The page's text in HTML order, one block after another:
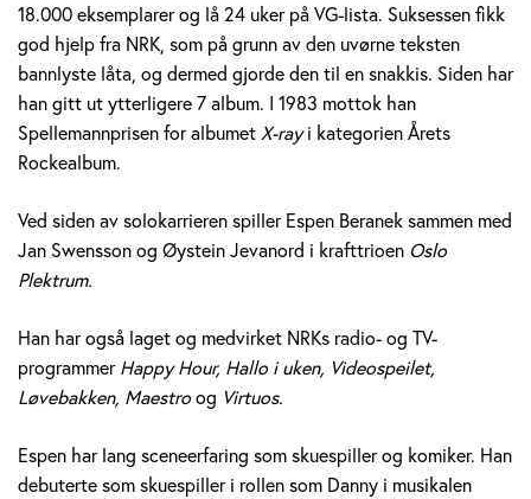
e
r
a
n
e
k
H
o
l
m
18.000 eksemplarer og lå 24 uker på VG-lista. Suksessen fikk
god hjelp fra NRK, som på grunn av den uvørne teksten
bannlyste låta, og dermed gjorde den til en snakkis. Siden har
han gitt ut ytterligere 7 album. I 1983 mottok han
Spellemannprisen for albumetX-rayi kategorien Årets
Rockealbum.
Ved siden av solokarrieren spiller Espen Beranek sammen med
Jan Swensson og Øystein Jevanord i krafttrioen Oslo
Plektrum.
Han har også laget og medvirket NRKs radio- og TV-
programmerHappy Hour, Hallo i uken, Videospeilet,
Løvebakken, Maestroog Virtuos.
Espen har lang sceneerfaring som skuespiller og komiker. Han
debuterte som skuespiller i rollen som Danny i musikalen